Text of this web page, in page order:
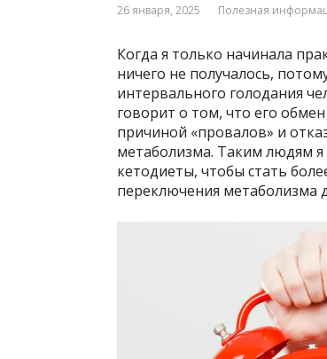
26 января, 2025 Полезная
Когда я только начинала
ничего не получалось,
интервального голодания
говорит о том, что его
причиной «провалов» и
метаболизма. Таким людям я
кетодиеты, чтобы стать
переключения метаболизма